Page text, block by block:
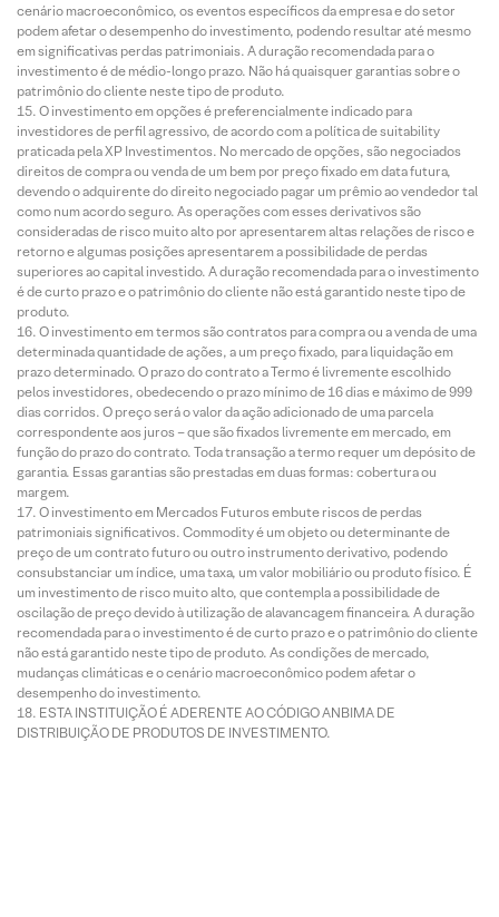
cenário macroeconômico, os eventos específicos da empresa e do setor
podem afetar o desempenho do investimento, podendo resultar até mesmo
em significativas perdas patrimoniais. A duração recomendada para o
investimento é de médio-longo prazo. Não há quaisquer garantias sobre o
patrimônio do cliente neste tipo de produto.
O investimento em opções é preferencialmente indicado para
investidores de perfil agressivo, de acordo com a política de suitability
praticada pela XP Investimentos. No mercado de opções, são negociados
direitos de compra ou venda de um bem por preço fixado em data futura,
devendo o adquirente do direito negociado pagar um prêmio ao vendedor tal
como num acordo seguro. As operações com esses derivativos são
consideradas de risco muito alto por apresentarem altas relações de risco e
retorno e algumas posições apresentarem a possibilidade de perdas
superiores ao capital investido. A duração recomendada para o investimento
é de curto prazo e o patrimônio do cliente não está garantido neste tipo de
produto.
O investimento em termos são contratos para compra ou a venda de uma
determinada quantidade de ações, a um preço fixado, para liquidação em
prazo determinado. O prazo do contrato a Termo é livremente escolhido
pelos investidores, obedecendo o prazo mínimo de 16 dias e máximo de 999
dias corridos. O preço será o valor da ação adicionado de uma parcela
correspondente aos juros – que são fixados livremente em mercado, em
função do prazo do contrato. Toda transação a termo requer um depósito de
garantia. Essas garantias são prestadas em duas formas: cobertura ou
margem.
O investimento em Mercados Futuros embute riscos de perdas
patrimoniais significativos. Commodity é um objeto ou determinante de
preço de um contrato futuro ou outro instrumento derivativo, podendo
consubstanciar um índice, uma taxa, um valor mobiliário ou produto físico. É
um investimento de risco muito alto, que contempla a possibilidade de
oscilação de preço devido à utilização de alavancagem financeira. A duração
recomendada para o investimento é de curto prazo e o patrimônio do cliente
não está garantido neste tipo de produto. As condições de mercado,
mudanças climáticas e o cenário macroeconômico podem afetar o
desempenho do investimento.
ESTA INSTITUIÇÃO É ADERENTE AO CÓDIGO ANBIMA DE
DISTRIBUIÇÃO DE PRODUTOS DE INVESTIMENTO.